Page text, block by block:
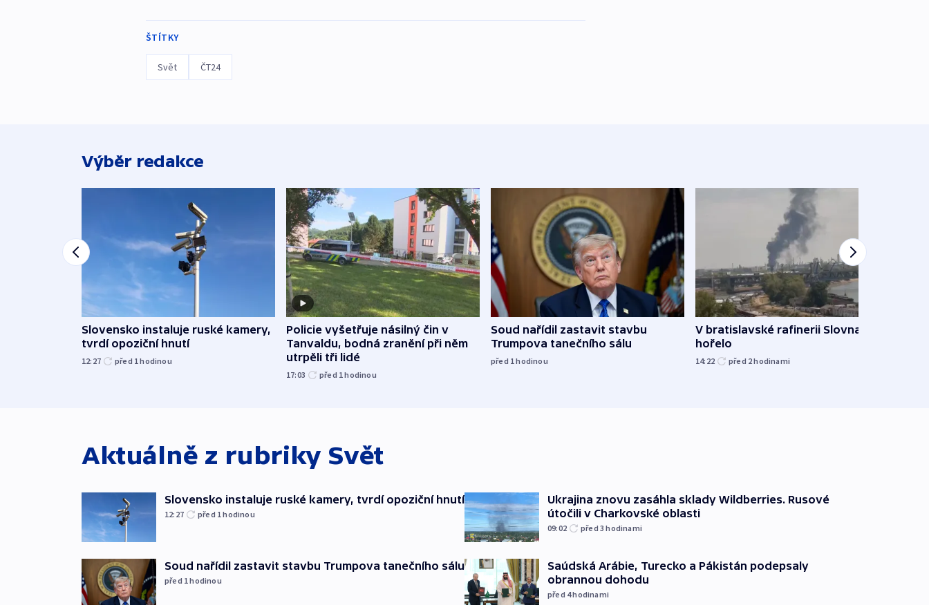
ŠTÍTKY
Svět ČT24
Výběr redakce
Slovensko instaluje ruské kamery,
tvrdí opoziční hnutí
12:27 před 1hodinou
Policie vyšetřuje násilný čin v
Tanvaldu, bodná zranění při něm
utrpěli tři lidé
17:03 před 1hodinou
Soud nařídil zastavit stavbu
Trumpova tanečního sálu
před 1hodinou
V bratislavské rafinerii Slovnaft
hořelo
14:22 před 2hodinami
Aktuálně z rubriky Svět
Slovensko instaluje ruské kamery, tvrdí opoziční hnutí
12:27 před 1hodinou
Soud nařídil zastavit stavbu Trumpova tanečního sálu
před 1hodinou
Ukrajina znovu zasáhla sklady Wildberries. Rusové
útočili v Charkovské oblasti
09:02 před 3hodinami
Saúdská Arábie, Turecko a Pákistán podepsaly
obrannou dohodu
před 4hodinami